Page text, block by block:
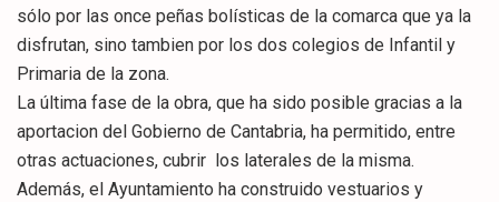
sólo por las once peñas bolísticas de la comarca que ya la
disfrutan, sino tambien por los dos colegios de Infantil y
Primaria de la zona.
La última fase de la obra, que ha sido posible gracias a la
aportacion del Gobierno de Cantabria, ha permitido, entre
otras actuaciones, cubrir los laterales de la misma.
Además, el Ayuntamiento ha construido vestuarios y